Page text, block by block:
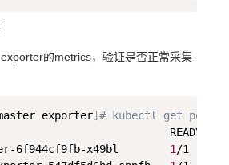
的metrics，验证是否正常采集
exporter]# kubectl get pod -
READY
6f944cf9fb-x49bl 1 /1